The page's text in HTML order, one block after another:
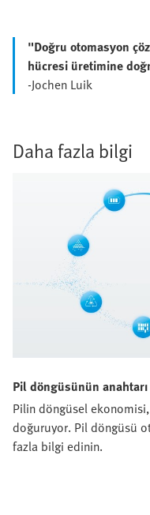
"Doğru otomasyon
hücresi üretimine
-Jochen Luik
Daha fazla bilgi
Pil döngüsünün
Pilin döngüsel
doğuruyor. Pil döngüsü
fazla bilgi edinin.